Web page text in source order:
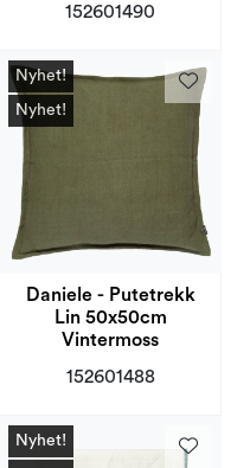
152601490
Nyhet!
Nyhet!
Daniele - Putetrekk
Lin 50x50cm
Vintermoss
152601488
Nyhet!